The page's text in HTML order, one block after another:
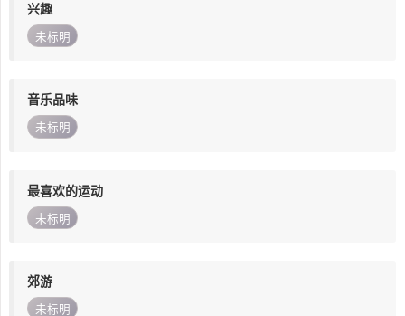
兴趣
未标明
音乐品味
未标明
最喜欢的运动
未标明
郊游
未标明